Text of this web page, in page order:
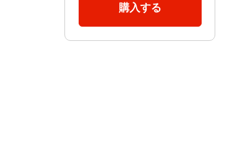
購入する